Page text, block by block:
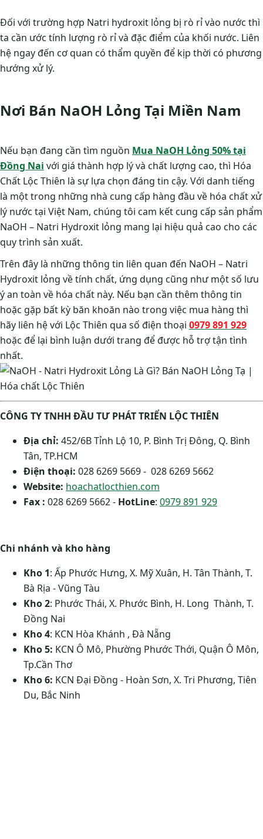
Đối với trường hợp Natri hydroxit lỏng bị rò rỉ vào nước thì
ta cần ước tính lượng rò rỉ và đặc điểm của khối nước. Liên
hệ ngay đến cơ quan có thẩm quyền để kịp thời có phương
hướng xử lý.
Nơi Bán NaOH Lỏng Tại Miền Nam
Nếu bạn đang cần tìm nguồn Mua NaOH Lỏng 50% tại
Đồng Nai với giá thành hợp lý và chất lượng cao, thì Hóa
Chất Lộc Thiên là sự lựa chọn đáng tin cậy. Với danh tiếng
là một trong những nhà cung cấp hàng đầu về hóa chất xử
lý nước tại Việt Nam, chúng tôi cam kết cung cấp sản phẩm
NaOH – Natri Hydroxit lỏng mang lại hiệu quả cao cho các
quy trình sản xuất.
Trên đây là những thông tin liên quan đến NaOH – Natri
Hydroxit lỏng về tính chất, ứng dụng cũng như một số lưu
ý an toàn về hóa chất này. Nếu bạn cần thêm thông tin
hoặc gặp bất kỳ băn khoăn nào trong việc mua hàng thì
hãy liên hệ với Lộc Thiên qua số điện thoại 0979 891 929
hoặc để lại bình luận dưới trang để được hỗ trợ tận tình
nhất.
CÔNG TY TNHH ĐẦU TƯ PHÁT TRIỂN LỘC THIÊN
Địa chỉ: 452/6B Tỉnh Lộ 10, P. Bình Trị Đông, Q. Bình
Tân, TP.HCM
Điện thoại: 028 6269 5669 - 028 6269 5662
Website: hoachatlocthien.com
Fax : 028 6269 5662 - HotLine: 0979 891 929
Chi nhánh và kho hàng
Kho 1: Ấp Phước Hưng, X. Mỹ Xuân, H. Tân Thành, T.
Bà Rịa - Vũng Tàu
Kho 2: Phước Thái, X. Phước Bình, H. Long Thành, T.
Đồng Nai
Kho 4: KCN Hòa Khánh , Đà Nẵng
Kho 5: KCN Ô Mô, Phường Phước Thới, Quận Ô Môn,
Tp.Cần Thơ
Kho 6: KCN Đại Đồng - Hoàn Sơn, X. Tri Phương, Tiên
Du, Bắc Ninh